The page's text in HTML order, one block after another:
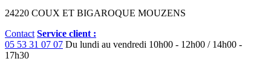
24220 COUX ET BIGAROQUE MOUZENS
Contact Service client :
05 53 31 07 07 Du lundi au vendredi 10h00 - 12h00 / 14h00 -
17h30